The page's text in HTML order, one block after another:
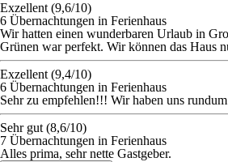
Exzellent (9,6/10)
6 Übernachtungen in Ferienhaus
Wir hatten einen wunderbaren Urlaub in
Grünen war perfekt. Wir können das Haus
Exzellent (9,4/10)
6 Übernachtungen in Ferienhaus
Sehr zu empfehlen!!! Wir haben uns
Sehr gut (8,6/10)
7 Übernachtungen in Ferienhaus
Alles prima, sehr nette Gastgeber.